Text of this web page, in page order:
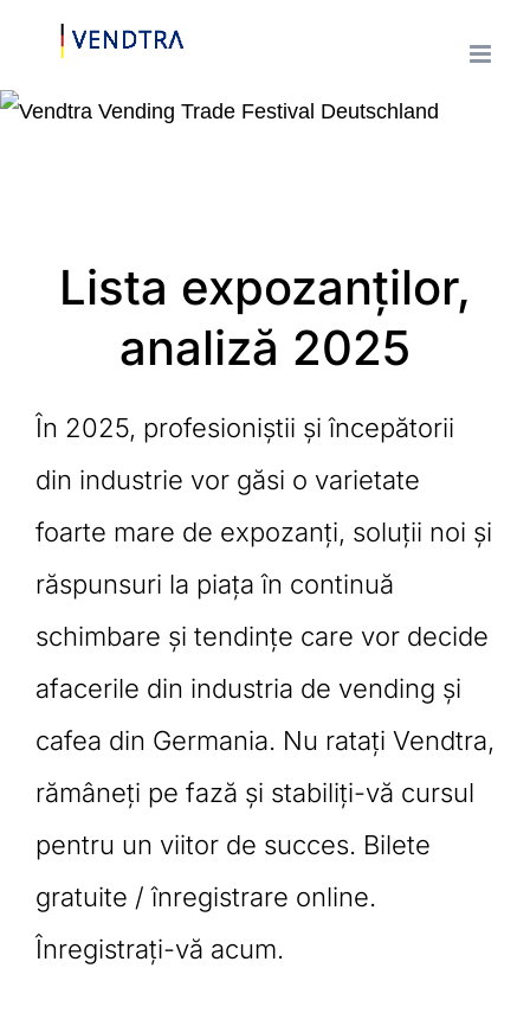
conținut
Lista expozanților,
analiză 2025
În 2025, profesioniștii și începătorii
din industrie vor găsi o varietate
foarte mare de expozanți, soluții noi și
răspunsuri la piața în continuă
schimbare și tendințe care vor decide
afacerile din industria de vending și
cafea din Germania. Nu ratați Vendtra,
rămâneți pe fază și stabiliți-vă cursul
pentru un viitor de succes. Bilete
gratuite / înregistrare online.
Înregistrați-vă acum.